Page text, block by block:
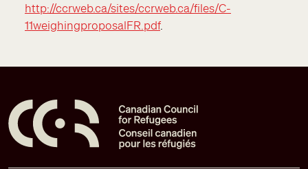
http://ccrweb.ca/sites/ccrweb.ca/files/C-
11weighingproposalFR.pdf.